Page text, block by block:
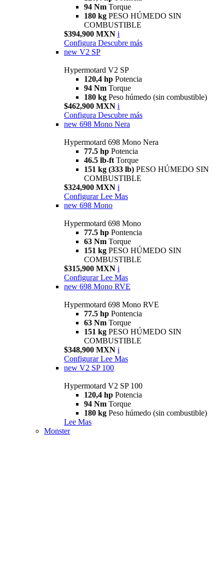
94 Nm Torque
180 kg PESO HÚMEDO SIN
COMBUSTIBLE
$394,900 MXN i
Configura Descubre más
new V2 SP
Hypermotard V2 SP
120,4 hp Potencia
94 Nm Torque
180 kg Peso húmedo (sin combustible)
$462,900 MXN i
Configura Descubre más
new 698 Mono Nera
Hypermotard 698 Mono Nera
77.5 hp Potencia
46.5 lb-ft Torque
151 kg (333 lb) PESO HÚMEDO SIN
COMBUSTIBLE
$324,900 MXN i
Configurar Lee Mas
new 698 Mono
Hypermotard 698 Mono
77.5 hp Pontencia
63 Nm Torque
151 kg PESO HÚMEDO SIN
COMBUSTIBLE
$315,900 MXN i
Configurar Lee Mas
new 698 Mono RVE
Hypermotard 698 Mono RVE
77.5 hp Pontencia
63 Nm Torque
151 kg PESO HÚMEDO SIN
COMBUSTIBLE
$348,900 MXN i
Configurar Lee Mas
new V2 SP 100
Hypermotard V2 SP 100
120,4 hp Potencia
94 Nm Torque
180 kg Peso húmedo (sin combustible)
Lee Mas
Monster